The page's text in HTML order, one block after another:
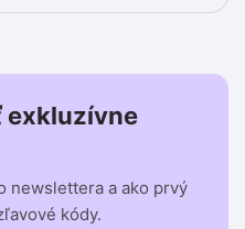
exkluzívne
newslettera a ako prvý
kódy.